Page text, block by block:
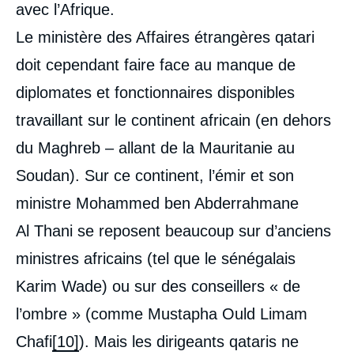
avec l’Afrique.
Le ministère des Affaires étrangères qatari
doit cependant faire face au manque de
diplomates et fonctionnaires disponibles
travaillant sur le continent africain (en dehors
du Maghreb – allant de la Mauritanie au
Soudan). Sur ce continent, l’émir et son
ministre Mohammed ben Abderrahmane
Al Thani se reposent beaucoup sur d’anciens
ministres africains (tel que le sénégalais
Karim Wade) ou sur des conseillers « de
l’ombre » (comme Mustapha Ould Limam
Chafi[10]). Mais les dirigeants qataris ne